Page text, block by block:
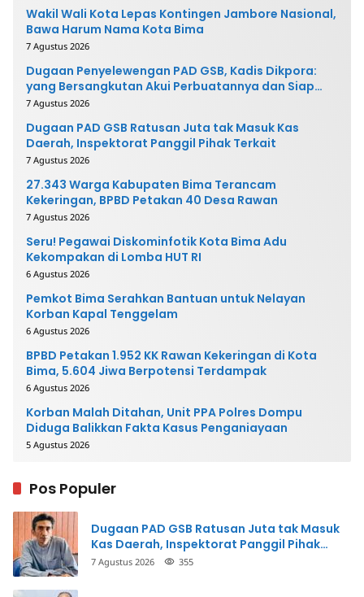
Wakil Wali Kota Lepas Kontingen Jambore Nasional,
Bawa Harum Nama Kota Bima
7 Agustus 2026
Dugaan Penyelewengan PAD GSB, Kadis Dikpora:
yang Bersangkutan Akui Perbuatannya dan Siap
Mengembalikan Uang
7 Agustus 2026
Dugaan PAD GSB Ratusan Juta tak Masuk Kas
Daerah, Inspektorat Panggil Pihak Terkait
7 Agustus 2026
27.343 Warga Kabupaten Bima Terancam
Kekeringan, BPBD Petakan 40 Desa Rawan
7 Agustus 2026
Seru! Pegawai Diskominfotik Kota Bima Adu
Kekompakan di Lomba HUT RI
6 Agustus 2026
Pemkot Bima Serahkan Bantuan untuk Nelayan
Korban Kapal Tenggelam
6 Agustus 2026
BPBD Petakan 1.952 KK Rawan Kekeringan di Kota
Bima, 5.604 Jiwa Berpotensi Terdampak
6 Agustus 2026
Korban Malah Ditahan, Unit PPA Polres Dompu
Diduga Balikkan Fakta Kasus Penganiayaan
5 Agustus 2026
Pos Populer
Dugaan PAD GSB Ratusan Juta tak Masuk
Kas Daerah, Inspektorat Panggil Pihak
Terkait
7 Agustus 2026 355